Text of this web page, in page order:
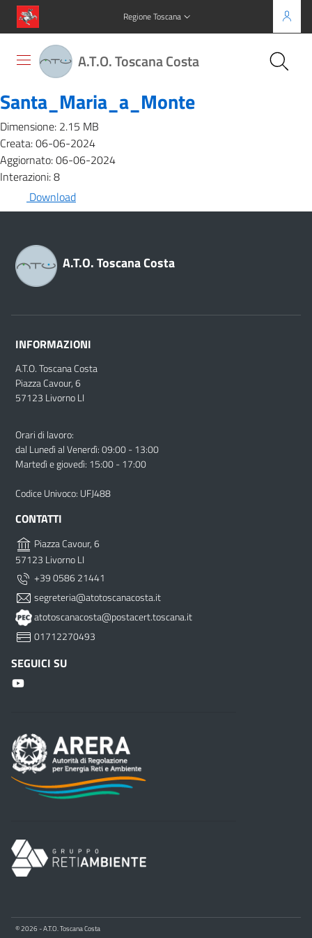
Regione Toscana
A.T.O. Toscana Costa
Santa_Maria_a_Monte
Dimensione: 2.15 MB
Creata: 06-06-2024
Aggiornato: 06-06-2024
Interazioni: 8
Download
A.T.O. Toscana Costa
INFORMAZIONI
A.T.O. Toscana Costa
Piazza Cavour, 6
57123 Livorno LI
Orari di lavoro:
dal Lunedì al Venerdì: 09:00 - 13:00
Martedì e giovedì: 15:00 - 17:00
Codice Univoco: UFJ488
CONTATTI
Piazza Cavour, 6
57123 Livorno LI
+39 0586 21441
segreteria@atotoscanacosta.it
atotoscanacosta@postacert.toscana.it
01712270493
SEGUICI SU
© 2026 - A.T.O. Toscana Costa